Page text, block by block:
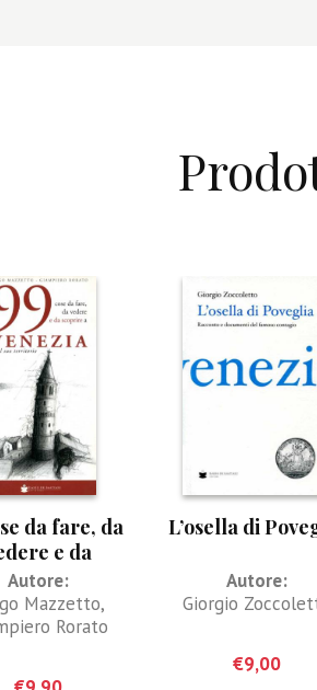
da fare, da
e da
a Venezia e
territorio
Autore:
Mazzetto,
Rorato
L’osella di
Autore:
Giorgio
€9,00